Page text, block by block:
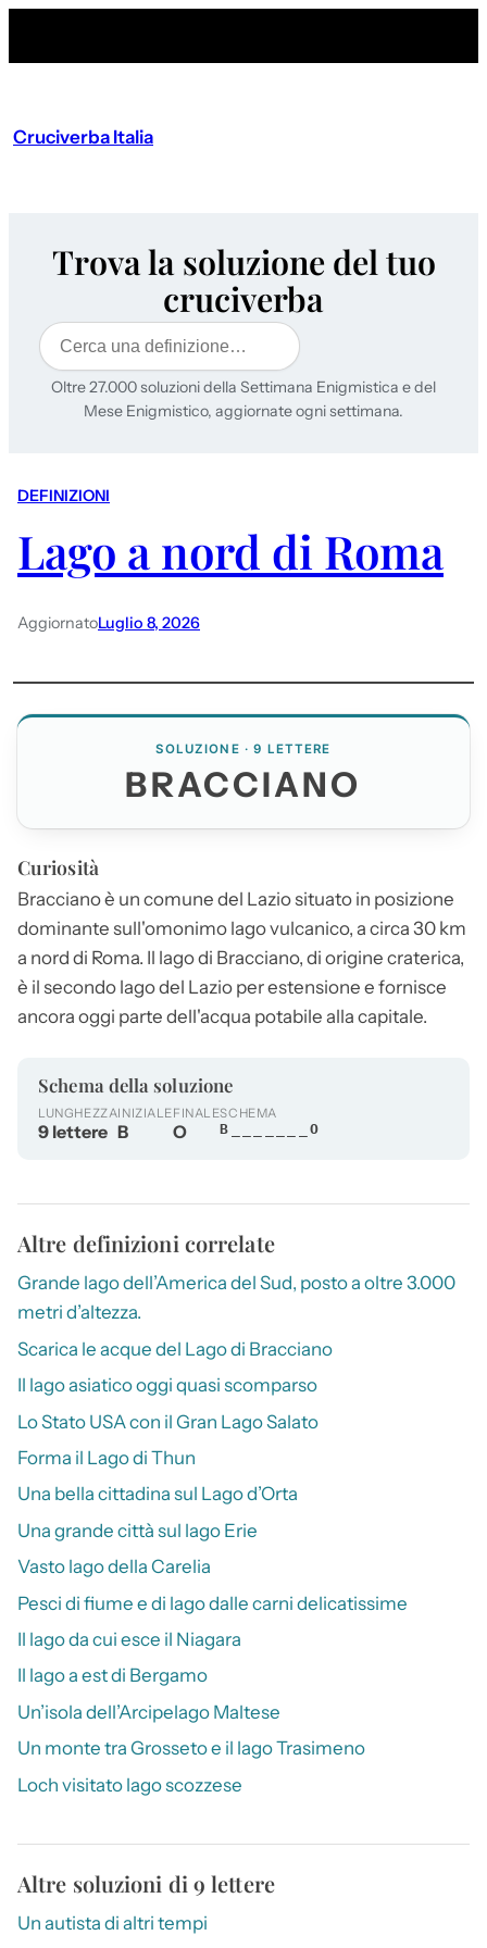
Cruciverba Italia
Trova la soluzione del tuo
cruciverba
Cerca
Oltre 27.000 soluzioni della Settimana Enigmistica e del
Mese Enigmistico, aggiornate ogni settimana.
DEFINIZIONI
Lago a nord di Roma
AggiornatoLuglio 8, 2026
SOLUZIONE · 9 LETTERE
BRACCIANO
Curiosità
Braccianoè un comune del Lazio situato in posizione
dominante sull'omonimo lago vulcanico, a circa 30 km
a nord di Roma. Il lago di Bracciano, di origine craterica,
è il secondo lago del Lazio per estensione e fornisce
ancora oggi parte dell'acqua potabile alla capitale.
Schema della soluzione
LUNGHEZZA
9 lettere
INIZIALE
B
FINALE
O
SCHEMA
B_______O
Altre definizioni correlate
Grande lago dell’America del Sud, posto a oltre 3.000
metri d’altezza.
Scarica le acque del Lago di Bracciano
Il lago asiatico oggi quasi scomparso
Lo Stato USA con il Gran Lago Salato
Forma il Lago di Thun
Una bella cittadina sul Lago d’Orta
Una grande città sul lago Erie
Vasto lago della Carelia
Pesci di fiume e di lago dalle carni delicatissime
Il lago da cui esce il Niagara
Il lago a est di Bergamo
Un’isola dell’Arcipelago Maltese
Un monte tra Grosseto e il lago Trasimeno
Loch visitato lago scozzese
Altre soluzioni di 9 lettere
Un autista di altri tempi